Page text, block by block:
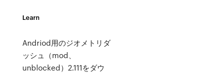
Learn
Andriod用のジオメトリダ
ッシュ（mod、
unblocked）2.111をダウ